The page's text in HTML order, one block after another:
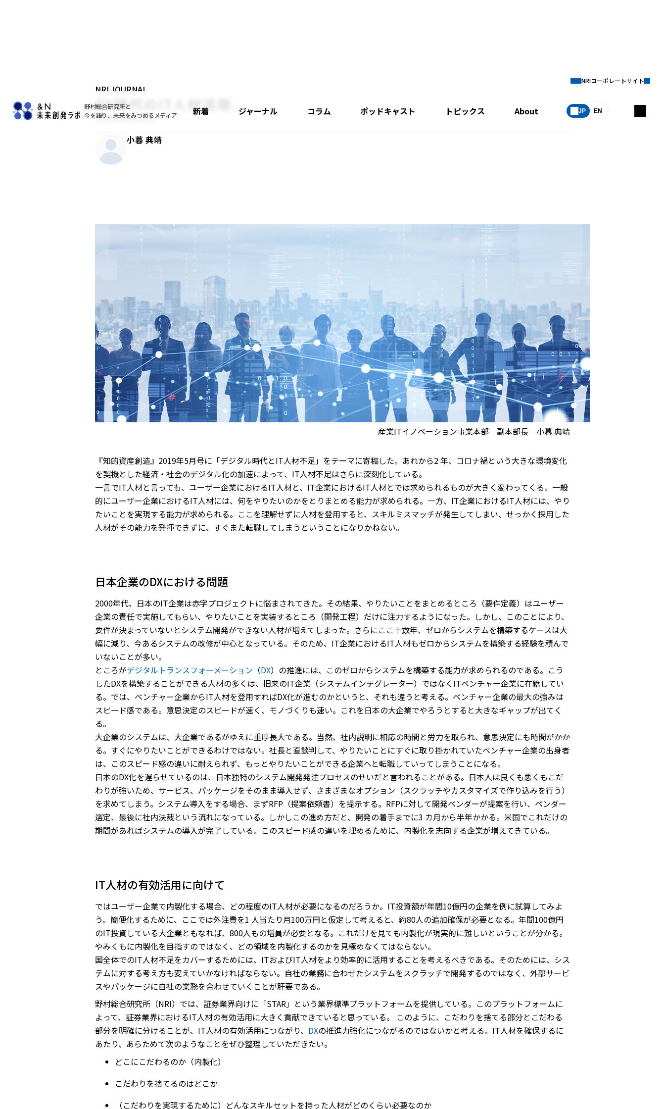
野村総合研究所と
今を語り、未来をみつめるメディア
新着 ジャーナル コラム ポッドキャスト トピックス About JP EN
NRIコーポレートサイト
NRI JOURNAL
DX時代のIT人材活用
2021年10月19日
小暮 典靖
産業ITイノベーション事業本部 副本部長 小暮 典靖
『知的資産創造』2019年5月号に「デジタル時代とIT人材不足」をテーマに寄稿した。あれから2 年、コロナ禍という大きな環境変化
を契機とした経済・社会のデジタル化の加速によって、IT人材不足はさらに深刻化している。
一言でIT人材と言っても、ユーザー企業におけるIT人材と、IT企業におけるIT人材とでは求められるものが大きく変わってくる。一般
的にユーザー企業におけるIT人材には、何をやりたいのかをとりまとめる能力が求められる。一方、IT企業におけるIT人材には、やり
たいことを実現する能力が求められる。ここを理解せずに人材を登用すると、スキルミスマッチが発生してしまい、せっかく採用した
人材がその能力を発揮できずに、すぐまた転職してしまうということになりかねない。
日本企業のDXにおける問題
2000年代、日本のIT企業は赤字プロジェクトに悩まされてきた。その結果、やりたいことをまとめるところ（要件定義）はユーザー
企業の責任で実施してもらい、やりたいことを実装するところ（開発工程）だけに注力するようになった。しかし、このことにより、
要件が決まっていないとシステム開発ができない人材が増えてしまった。さらにここ十数年、ゼロからシステムを構築するケースは大
幅に減り、今あるシステムの改修が中心となっている。そのため、IT企業におけるIT人材もゼロからシステムを構築する経験を積んで
いないことが多い。
ところがデジタルトランスフォーメーション （DX）の推進には、このゼロからシステムを構築する能力が求められるのである。こう
したDXを構築することができる人材の多くは、旧来のIT企業（システムインテグレーター）ではなくITベンチャー企業に在籍してい
る。では、ベンチャー企業からIT人材を登用すればDX化が進むのかというと、それも違うと考える。ベンチャー企業の最大の強みは
スピード感である。意思決定のスピードが速く、モノづくりも速い。これを日本の大企業でやろうとすると大きなギャップが出てく
る。
大企業のシステムは、大企業であるがゆえに重厚長大である。当然、社内説明に相応の時間と労力を取られ、意思決定にも時間がかか
る。すぐにやりたいことができるわけではない。社長と直談判して、やりたいことにすぐに取り掛かれていたベンチャー企業の出身者
は、このスピード感の違いに耐えられず、もっとやりたいことができる企業へと転職していってしまうことになる。
日本のDX化を遅らせているのは、日本独特のシステム開発発注プロセスのせいだと言われることがある。日本人は良くも悪くもこだ
わりが強いため、サービス、パッケージをそのまま導入せず、さまざまなオプション（スクラッチやカスタマイズで作り込みを行う）
を求めてしまう。システム導入をする場合、まずRFP（提案依頼書）を提示する。RFPに対して開発ベンダーが提案を行い、ベンダー
選定、最後に社内決裁という流れになっている。しかしこの進め方だと、開発の着手までに3 カ月から半年かかる。米国でこれだけの
期間があればシステムの導入が完了している。このスピード感の違いを埋めるために、内製化を志向する企業が増えてきている。
IT人材の有効活用に向けて
ではユーザー企業で内製化する場合、どの程度のIT人材が必要になるのだろうか。IT投資額が年間10億円の企業を例に試算してみよ
う。簡便化するために、ここでは外注費を1 人当たり月100万円と仮定して考えると、約80人の追加確保が必要となる。年間100億円
のIT投資している大企業ともなれば、800人もの増員が必要となる。これだけを見ても内製化が現実的に難しいということが分かる。
やみくもに内製化を目指すのではなく、どの領域を内製化するのかを見極めなくてはならない。
国全体でのIT人材不足をカバーするためには、ITおよびIT人材をより効率的に活用することを考えるべきである。そのためには、シス
テムに対する考え方も変えていかなければならない。自社の業務に合わせたシステムをスクラッチで開発するのではなく、外部サービ
スやパッケージに自社の業務を合わせていくことが肝要である。
野村総合研究所（NRI）では、証券業界向けに「STAR」という業界標準プラットフォームを提供している。このプラットフォームに
よって、証券業界におけるIT人材の有効活用に大きく貢献できていると思っている。 このように、こだわりを捨てる部分とこだわる
部分を明確に分けることが、IT人材の有効活用につながり、 DXの推進力強化につながるのではないかと考える。IT人材を確保するに
あたり、あらためて次のようなことをぜひ整理していただきたい。
どこにこだわるのか（内製化）
こだわりを捨てるのはどこか
（こだわりを実現するために）どんなスキルセットを持った人材がどのくらい必要なのか